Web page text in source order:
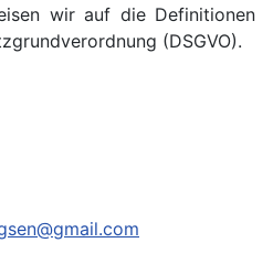
wir auf die Definitionen
(DSGVO).